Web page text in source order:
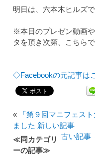
明日は、六本木ヒルズ
※本日のプレゼン動画
タを頂き次第、こちら
◇Facebookの元記事は
«
「第９回マニフェス
ました 新しい記事
古い記事
≪同カテゴリ
ーの記事≫